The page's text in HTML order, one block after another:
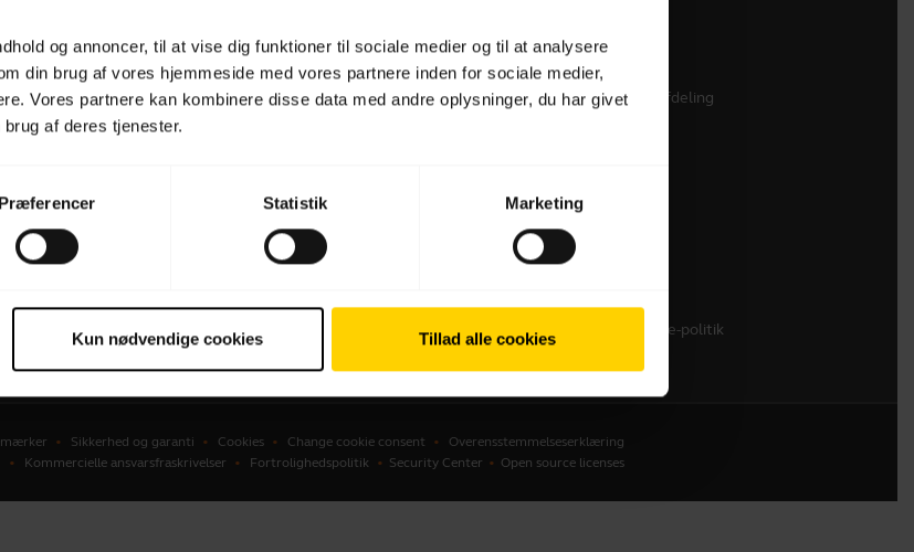
og annoncer, til at vise dig funktioner til sociale medier og til at analysere
din brug af vores hjemmeside med vores partnere inden for sociale medier,
Vores partnere kan kombinere disse data med andre oplysninger, du har givet
af deres tjenester.
Præferencer Statistik Marketing
Kun nødvendige cookies Tillad alle cookies
Sådan køber du
Forhandlere til Erhverv
Kontakt os
Kontakt vores salgsafdeling
Tilmeld dit produkt
Udviklerprogram
Partnerprogram
Enterprises End-of-Life-politik
Sikkerhed og garanti Cookies Change cookie consent
Overensstemmelseserklæring
Kommercielle ansvarsfraskrivelser
Fortrolighedspolitik Security Center Open source licenses